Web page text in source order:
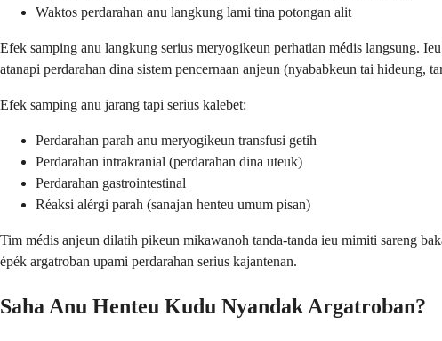
Waktos perdarahan anu langkung lami tina potongan alit
Efek samping anu langkung serius meryogikeun perhatian médis langsung.
atanapi perdarahan dina sistem pencernaan anjeun (nyababkeun tai hideung,
Efek samping anu jarang tapi serius kalebet:
Perdarahan parah anu meryogikeun transfusi getih
Perdarahan intrakranial (perdarahan dina uteuk)
Perdarahan gastrointestinal
Réaksi alérgi parah (sanajan henteu umum pisan)
Tim médis anjeun dilatih pikeun mikawanoh tanda-tanda ieu mimiti sareng
épék argatroban upami perdarahan serius kajantenan.
Saha Anu Henteu Kudu Nyandak Argatroban?